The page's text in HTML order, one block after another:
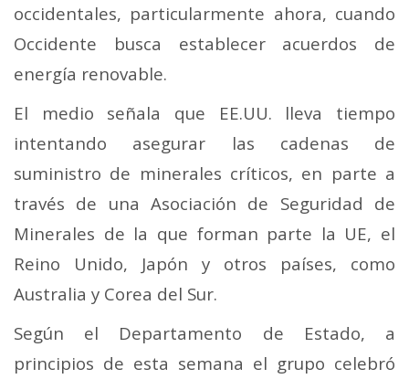
occidentales, particularmente ahora, cuando
Occidente busca establecer acuerdos de
energía renovable.
El medio señala que EE.UU. lleva tiempo
intentando asegurar las cadenas de
suministro de minerales críticos, en parte a
través de una Asociación de Seguridad de
Minerales de la que forman parte la UE, el
Reino Unido, Japón y otros países, como
Australia y Corea del Sur.
Según el Departamento de Estado, a
principios de esta semana el grupo celebró